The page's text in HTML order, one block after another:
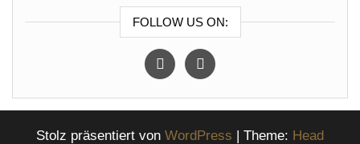
FOLLOW US ON:
instagramfacebook
Stolz präsentiert von WordPress | Theme: Head